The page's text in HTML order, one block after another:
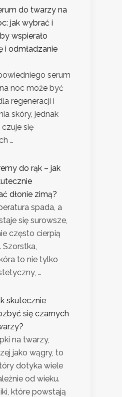
do twarzy na
jak wybrać i
wspierało
i odmładzanie
serum
noc może być
regeneracji i
skóry, jednak
się
…
do rąk – jak
dłonie zimą?
spada, a
się surowsze,
często cierpią
Szorstka,
to nie tylko
…
skutecznie
się czarnych
na twarzy,
jako wągry, to
dotyka wiele
od wieku.
które powstają